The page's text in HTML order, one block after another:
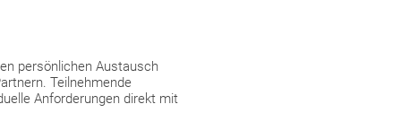
persönlichen Austausch
Teilnehmende
Anforderungen direkt mit